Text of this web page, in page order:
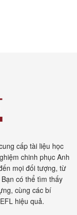
cấp tài liệu học
chinh phục Anh
mọi đối tượng, từ
có thể tìm thấy
cùng các bí
hiệu quả.